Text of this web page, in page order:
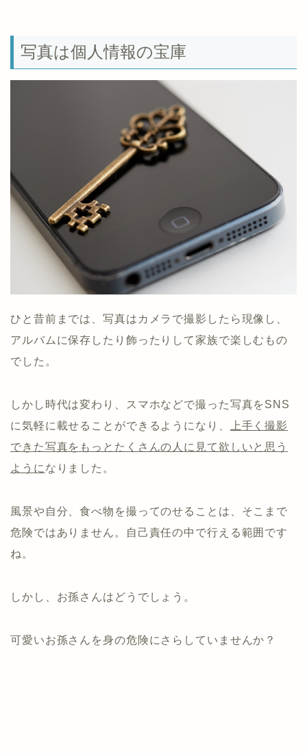
写真は個人情報の宝庫
ひと昔前までは、写真はカメラで撮影したら現像し、
アルバムに保存したり飾ったりして家族で楽しむもの
でした。
しかし時代は変わり、スマホなどで撮った写真をSNS
に気軽に載せることができるようになり、
上手く撮影
できた写真をもっとたくさんの人に見て欲しいと思う
ように なりました。
風景や自分、食べ物を撮ってのせることは、そこまで
危険ではありません。自己責任の中で行える範囲です
ね。
しかし、お孫さんはどうでしょう。
可愛いお孫さんを身の危険にさらしていませんか？